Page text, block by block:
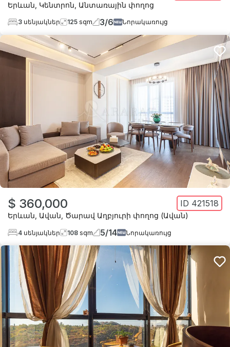
Երևան Կենտրոն Անտառային փողոց
3 սենյակներ 125 sqm 3/6 Նորակառույց
$ 360,000 ID 421518
Երևան Ավան Ծարավ Աղբյուրի փողոց (Ավան)
4 սենյակներ 108 sqm 5/14 Նորակառույց